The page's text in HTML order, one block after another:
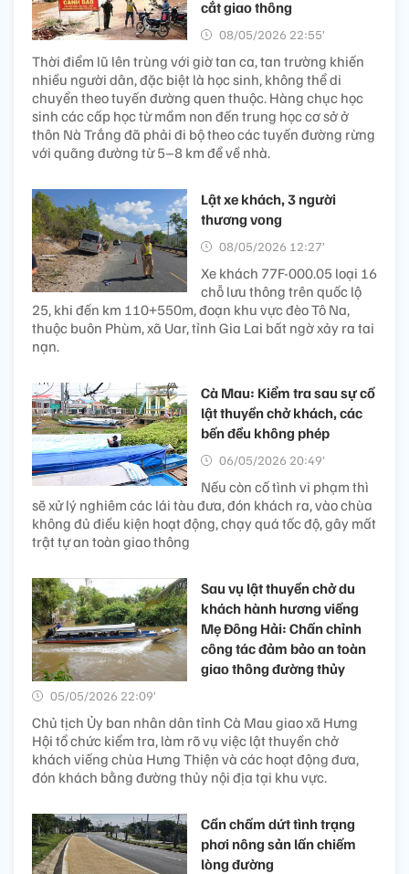
cắt giao thông
08/05/2026 22:55’
Thời điểm lũ lên trùng với giờ tan ca, tan trường khiến
nhiều người dân, đặc biệt là học sinh, không thể di
chuyển theo tuyến đường quen thuộc. Hàng chục học
sinh các cấp học từ mầm non đến trung học cơ sở ở
thôn Nà Trắng đã phải đi bộ theo các tuyến đường rừng
với quãng đường từ 5–8 km để về nhà.
Lật xe khách, 3 người
thương vong
08/05/2026 12:27’
Xe khách 77F-000.05 loại 16
chỗ lưu thông trên quốc lộ
25, khi đến km 110+550m, đoạn khu vực đèo Tô Na,
thuộc buôn Phùm, xã Uar, tỉnh Gia Lai bất ngờ xảy ra tai
nạn.
Cà Mau: Kiểm tra sau sự cố
lật thuyền chở khách, các
bến đều không phép
06/05/2026 20:49’
Nếu còn cố tình vi phạm thì
sẽ xử lý nghiêm các lái tàu đưa, đón khách ra, vào chùa
không đủ điều kiện hoạt động, chạy quá tốc độ, gây mất
trật tự an toàn giao thông
Sau vụ lật thuyền chở du
khách hành hương viếng
Mẹ Đông Hải: Chấn chỉnh
công tác đảm bảo an toàn
giao thông đường thủy
05/05/2026 22:09’
Chủ tịch Ủy ban nhân dân tỉnh Cà Mau giao xã Hưng
Hội tổ chức kiểm tra, làm rõ vụ việc lật thuyền chở
khách viếng chùa Hưng Thiện và các hoạt động đưa,
đón khách bằng đường thủy nội địa tại khu vực.
Cần chấm dứt tình trạng
phơi nông sản lấn chiếm
lòng đường